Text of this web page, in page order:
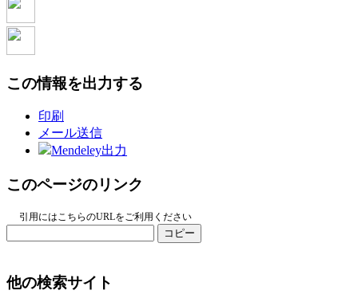
この情報を出力する
印刷
メール送信
Mendeley出力
このページのリンク
引用にはこちらのURLをご利用ください
コピー
他の検索サイト